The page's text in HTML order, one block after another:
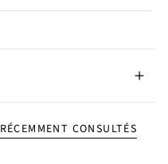
RÉCEMMENT CONSULTÉS